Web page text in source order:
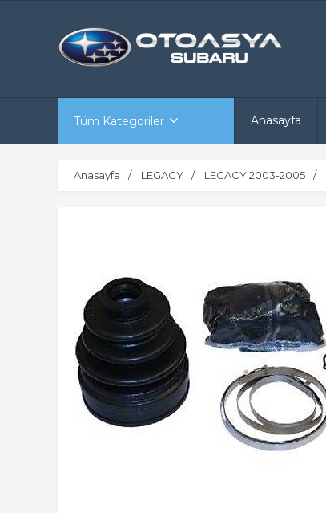
Tüm Kategoriler Anasayfa
Anasayfa LEGACY LEGACY 2003-2005